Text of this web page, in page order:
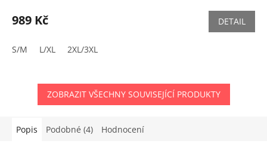
989 Kč DETAIL
S/M L/XL 2XL/3XL
ZOBRAZIT VŠECHNY SOUVISEJÍCÍ PRODUKTY
Popis Podobné (4) Hodnocení